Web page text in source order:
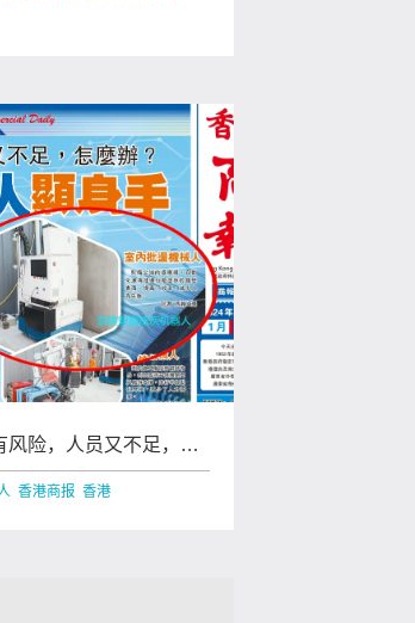
风险，人员又不足，怎
显身手
香港商报 香港